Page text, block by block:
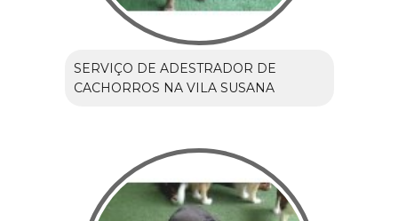
SERVIÇO DE ADESTRADOR DE
CACHORROS NA VILA SUSANA